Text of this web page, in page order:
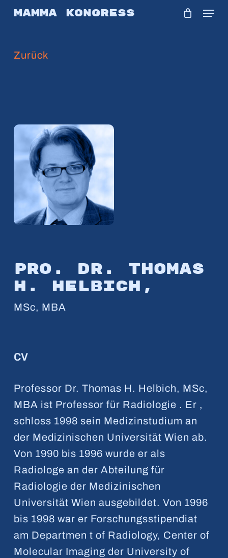
Skip
content
Mamma Kongress Menu
Zurück
Pro. Dr. Thomas
H. Helbich,
MSc, MBA
CV
Professor Dr. Thomas H. Helbich, MSc,
MBA ist Professor für Radiologie . Er ,
schloss 1998 sein Medizinstudium an
der Medizinischen Universität Wien ab.
Von 1990 bis 1996 wurde er als
Radiologe an der Abteilung für
Radiologie der Medizinischen
Universität Wien ausgebildet. Von 1996
bis 1998 war er Forschungsstipendiat
am Departmen t of Radiology, Center of
Molecular Imaging der University of